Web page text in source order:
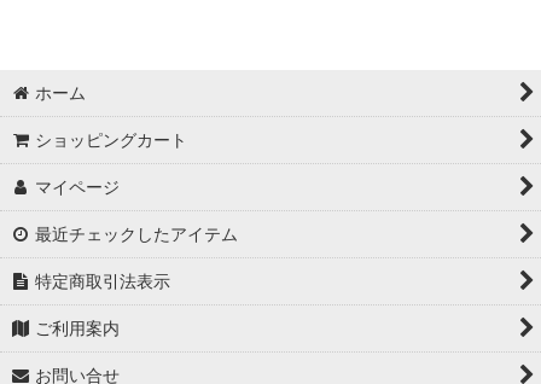
ホーム
ショッピングカート
マイページ
最近チェックしたアイテム
特定商取引法表示
ご利用案内
お問い合せ